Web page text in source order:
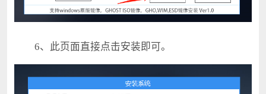
6、此页面直接点击安装即可。